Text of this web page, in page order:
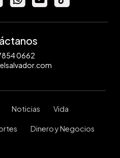
0662
Noticias Vida
Dinero y Negocios